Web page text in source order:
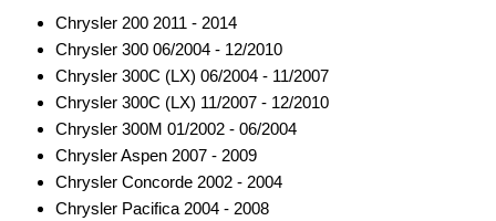
für Lincoln
für MAN
für Massey Ferguson
für Mazda
für Mercedes
Chrysler 200 2011 - 2014
Chrysler 300 06/2004 - 12/2010
Chrysler 300C (LX) 06/2004 - 11/2007
Chrysler 300C (LX) 11/2007 - 12/2010
Chrysler 300M 01/2002 - 06/2004
Chrysler Aspen 2007 - 2009
Chrysler Concorde 2002 - 2004
Chrysler Pacifica 2004 - 2008